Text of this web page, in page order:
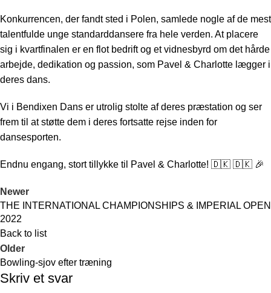
Konkurrencen, der fandt sted i Polen, samlede nogle af de mest
talentfulde unge standarddansere fra hele verden. At placere
sig i kvartfinalen er en flot bedrift og et vidnesbyrd om det hårde
arbejde, dedikation og passion, som Pavel & Charlotte lægger i
deres dans.
Vi i Bendixen Dans er utrolig stolte af deres præstation og ser
frem til at støtte dem i deres fortsatte rejse inden for
dansesporten.
Endnu engang, stort tillykke til Pavel & Charlotte! 🇩🇰 🇩🇰 🎉
Newer
THE INTERNATIONAL CHAMPIONSHIPS & IMPERIAL OPEN
2022
Back to list
Older
Bowling-sjov efter træning
Skriv et svar